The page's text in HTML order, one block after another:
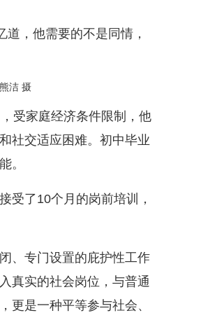
，他需要的不是同情，
洁 摄
受家庭经济条件限制，他
社交适应困难。初中毕业
。
了10个月的岗前培训，
、专门设置的庇护性工作
真实的社会岗位，与普通
更是一种平等参与社会、